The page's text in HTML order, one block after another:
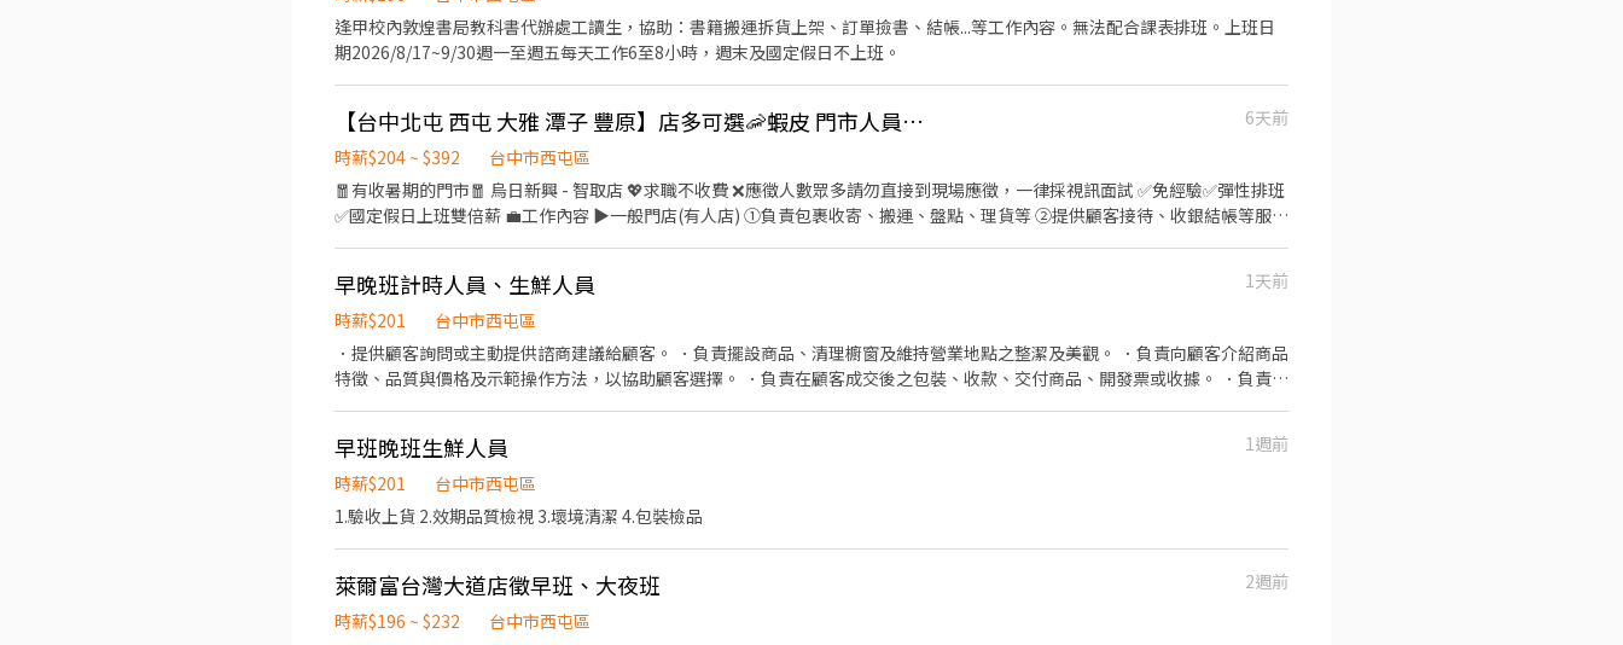
* 我們希望您： 具備展銷或產品介紹經驗；有動力爭取獎金；守時；態度積極認真；開朗願意分享料理經驗。 * 面試： 視訊面
試。
逢甲校內敦煌書局教科書代辦處工讀生，協助：書籍搬運拆貨上架、訂單撿書、結帳...等工作內容。無法配合課表排班。上班日
期2026/8/17~9/30週一至週五每天工作6至8小時，週末及國定假日不上班。
【台中北屯 西屯 大雅 潭子 豐原】店多可選🦐蝦皮 門市人員🎉理貨上架收銀超簡單🙌🏻歡迎兼職打工
6天前
時薪$204 ~ $392
台中市西屯區
🧧有收暑期的門市🧧 烏日新興 - 智取店 💖求職不收費 ❌應徵人數眾多請勿直接到現場應徵，一律採視訊面試 ✅免經驗✅彈性排班
✅國定假日上班雙倍薪 💼工作內容 ▶一般門店(有人店) ①負責包裹收寄、搬運、盤點、理貨等 ②提供顧客接待、收銀結帳等服務
育訓練及店面實習』 ⏱工作時間 ▶一般門店(有人店) 早班：10:30-17:30 晚班：16:15-22:45、18:45-22:45 (固定班別,晚班一週
要有2天配合16:15上班) ▶智取店(無人店) 早班：07:00-12:30 晚班：18:30-22:30 夜班：23:30-03:30 假日班早班：07:00-12:00
假日班晚班：17:30-23:30 (固定班別,早班時段可微調) 💰薪資 ▶一般門店(有人店) 時薪 $196 ▶智取店(無人店) 時薪 $204 烏日
$214 (智取店晚班額外獎金每小時 +20元) (智取店夜班額外獎金每小時 +40元) 🎉排班方式 一週至少排班四天（需含至少一天六或
日） 📌上班地點 北屯區 北屯松竹二 - 智取店：台中市北屯區松竹路二段703號 北屯大連 - 智取店：台中市北屯區大連路一段125
號 北屯敦富 - 智取店：台中市北屯區敦富三街130號 北屯軍功 - 智取店：台中市北屯區東山路一段283號 台中北屯 - 智取店：台
中市北屯區北屯路178之7號 北屯天津 - 智取店：台中市北屯區天津路三段181號 北屯松竹店：台中市北屯區松竹路二段227號 北
甲路70號 西屯工業 - 智取店：台中市西屯區工業區一路96之2號 西屯何德店：台中市西屯區西屯路二段42號 西屯何厝店：台中
市西屯區何厝街86號 西屯文心店：台中市西屯區文心路三段396號 西屯永福店：台中市西屯區永福路27號 西屯福星店：台中市
西屯區福星北一街9號 西屯櫻城店：台中市西屯區櫻城一街51-3號 大雅區 大雅中清店：台中市大雅區中清路四段839號 大雅雅潭
店：台中市大雅區雅潭路四段922號 大雅民生二店：台中市大雅區民生路一段353號 大雅民生店：台中市大雅區民生路四段40號
大雅中山 - 智取店：台中市大雅區中清路四段8號 潭子區 潭子榮興 - 智取店：台中市潭子區榮興街5號 潭子中山店：台中市潭子
區中山路二段231號 潭子大豐 - 智取店：台中市潭子區大豐路三段82號 豐原區 豐原新生店：台中市豐原區新生北路63號 豐原惠
早晚班計時人員、生鮮人員
1天前
時薪$201
台中市西屯區
．提供顧客詢問或主動提供諮商建議給顧客。 ．負責擺設商品、清理櫥窗及維持營業地點之整潔及美觀。 ．負責向顧客介紹商品
特徵、品質與價格及示範操作方法，以協助顧客選擇。 ．負責在顧客成交後之包裝、收款、交付商品、開發票或收據。 ．負責在
早班晚班生鮮人員
1週前
時薪$201
台中市西屯區
1.驗收上貨 2.效期品質檢視 3.壞境清潔 4.包裝檢品
萊爾富台灣大道店徵早班、大夜班
2週前
時薪$196 ~ $232
台中市西屯區